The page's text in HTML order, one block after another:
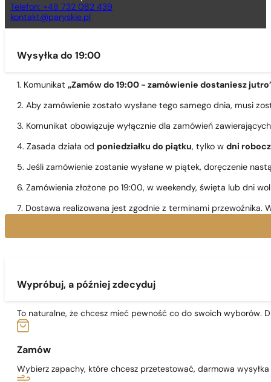
Telefon: +48 732 082 439
kontakt@paryskie.pl
Wysyłka do 19:00
1. Komunikat „Zamów do 19:00 - zamówienie dostaniesz
2. Aby zamówienie zostało wysłane tego samego dnia, musi
3. Komunikat obowiązuje wyłącznie dla zamówień
4. Zasada działa od poniedziałku do piątku, tylko w dni
5. Jeśli zamówienie zostanie wysłane w piątek, doręczenie
6. Zamówienia złożone po 19:00, w weekendy, święta lub dni
7. Dostawa realizowana jest zgodnie z terminami przewoźnika.
Wypróbuj, a później zdecyduj
To naturalne, że chcesz mieć pewność co do swoich wyborów.
Zamów
Wybierz zapachy, które chcesz przetestować, darmowa wysyłka